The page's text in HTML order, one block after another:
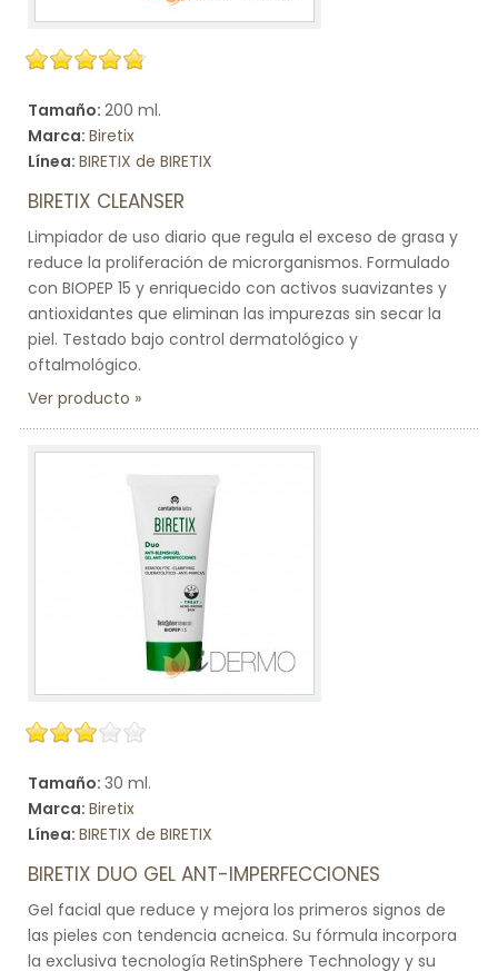
Tamaño: 200 ml.
Marca: Biretix
Línea: BIRETIX de BIRETIX
BIRETIX CLEANSER
Limpiador de uso diario que regula el exceso de grasa y
reduce la proliferación de microrganismos. Formulado
con BIOPEP 15 y enriquecido con activos suavizantes y
antioxidantes que eliminan las impurezas sin secar la
piel. Testado bajo control dermatológico y
oftalmológico.
Ver producto
Tamaño: 30 ml.
Marca: Biretix
Línea: BIRETIX de BIRETIX
BIRETIX DUO GEL ANT-IMPERFECCIONES
Gel facial que reduce y mejora los primeros signos de
las pieles con tendencia acneica. Su fórmula incorpora
la exclusiva tecnología RetinSphere Technology y su